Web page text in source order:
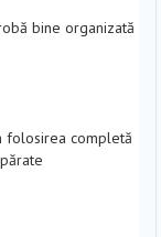
bine organizată
folosirea completă